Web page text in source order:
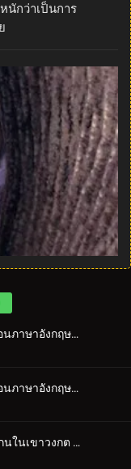
นักว่าเป็นการ
ตอนที่ 299 ครูสอนภาษาอังกฤษปะทะยอดนักสืบตะวันตก (ตอนแรก)
ตอนที่ 300 ครูสอนภาษาอังกฤษปะทะยอดนักสืบตะวันตก (ตอนจบ)
ตอนที่ 301 ฮูลิแกนในเขาวงกต (ตอนแรก)